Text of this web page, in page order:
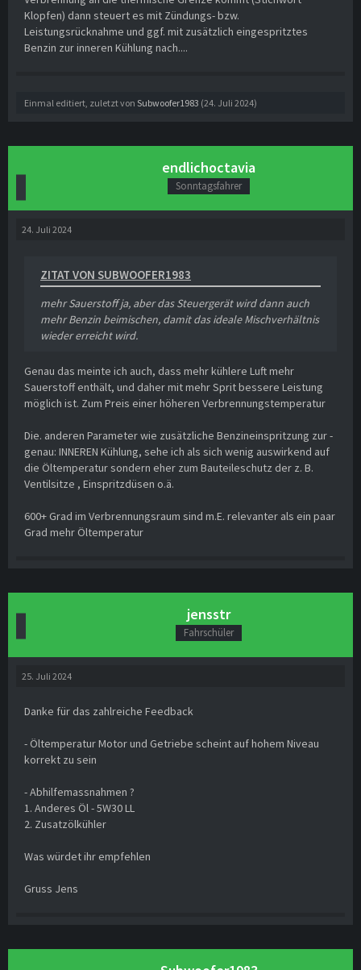
Klopfen) dann steuert es mit Zündungs- bzw.
Leistungsrücknahme und ggf. mit zusätzlich eingespritztes
Benzin zur inneren Kühlung nach....
Einmal editiert, zuletzt von Subwoofer1983 (24. Juli 2024)
endlichoctavia
Sonntagsfahrer
24. Juli 2024
ZITAT VON SUBWOOFER1983
mehr Sauerstoff ja, aber das Steuergerät wird dann auch
mehr Benzin beimischen, damit das ideale Mischverhältnis
wieder erreicht wird.
Genau das meinte ich auch, dass mehr kühlere Luft mehr
Sauerstoff enthält, und daher mit mehr Sprit bessere Leistung
möglich ist. Zum Preis einer höheren Verbrennungstemperatur
Die. anderen Parameter wie zusätzliche Benzineinspritzung zur -
genau: INNEREN Kühlung, sehe ich als sich wenig auswirkend auf
die Öltemperatur sondern eher zum Bauteileschutz der z. B.
Ventilsitze , Einspritzdüsen o.ä.
600+ Grad im Verbrennungsraum sind m.E. relevanter als ein paar
Grad mehr Öltemperatur
jensstr
Fahrschüler
25. Juli 2024
Danke für das zahlreiche Feedback
- Öltemperatur Motor und Getriebe scheint auf hohem Niveau
korrekt zu sein
- Abhilfemassnahmen ?
1. Anderes Öl - 5W30 LL
2. Zusatzölkühler
Was würdet ihr empfehlen
Gruss Jens